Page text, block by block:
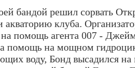
бандой решил сорвать
акваторию клуба.
помощь агента 007 -
помощь на мощном
воду, Бонд высадился на